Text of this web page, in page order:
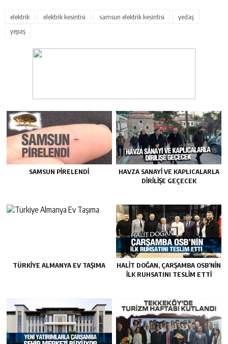
elektrik elektrik kesintisi samsun elektrik kesintisi
yedaş
yepaş
SAMSUN PIRELENDI
HAVZA SANAYI VE KAPLICALARLA
DIRILIŞE GEÇECEK
TÜRKIYE ALMANYA EV TAŞIMA
HALIT DOĞAN, ÇARŞAMBA OSB’NIN
İLK RUHSATINI TESLIM ETTI